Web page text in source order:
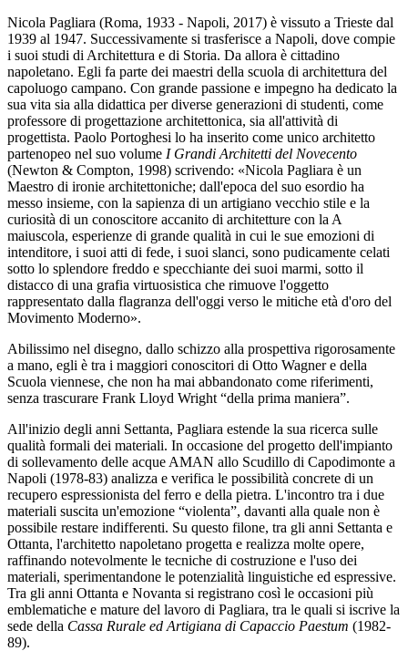
Nicola Pagliara (Roma, 1933 - Napoli, 2017) è vissuto a Trieste dal
1939 al 1947. Successivamente si trasferisce a Napoli, dove compie
i suoi studi di Architettura e di Storia. Da allora è cittadino
napoletano. Egli fa parte dei maestri della scuola di architettura del
capoluogo campano. Con grande passione e impegno ha dedicato la
sua vita sia alla didattica per diverse generazioni di studenti, come
professore di progettazione architettonica, sia all'attività di
progettista. Paolo Portoghesi lo ha inserito come unico architetto
partenopeo nel suo volume I Grandi Architetti del Novecento
(Newton & Compton, 1998) scrivendo: «Nicola Pagliara è un
Maestro di ironie architettoniche; dall'epoca del suo esordio ha
messo insieme, con la sapienza di un artigiano vecchio stile e la
curiosità di un conoscitore accanito di architetture con la A
maiuscola, esperienze di grande qualità in cui le sue emozioni di
intenditore, i suoi atti di fede, i suoi slanci, sono pudicamente celati
sotto lo splendore freddo e specchiante dei suoi marmi, sotto il
distacco di una grafia virtuosistica che rimuove l'oggetto
rappresentato dalla flagranza dell'oggi verso le mitiche età d'oro del
Movimento Moderno».
Abilissimo nel disegno, dallo schizzo alla prospettiva rigorosamente
a mano, egli è tra i maggiori conoscitori di Otto Wagner e della
Scuola viennese, che non ha mai abbandonato come riferimenti,
senza trascurare Frank Lloyd Wright “della prima maniera”.
All'inizio degli anni Settanta, Pagliara estende la sua ricerca sulle
qualità formali dei materiali. In occasione del progetto dell'impianto
di sollevamento delle acque AMAN allo Scudillo di Capodimonte a
Napoli (1978-83) analizza e verifica le possibilità concrete di un
recupero espressionista del ferro e della pietra. L'incontro tra i due
materiali suscita un'emozione “violenta”, davanti alla quale non è
possibile restare indifferenti. Su questo filone, tra gli anni Settanta e
Ottanta, l'architetto napoletano progetta e realizza molte opere,
raffinando notevolmente le tecniche di costruzione e l'uso dei
materiali, sperimentandone le potenzialità linguistiche ed espressive.
Tra gli anni Ottanta e Novanta si registrano così le occasioni più
emblematiche e mature del lavoro di Pagliara, tra le quali si iscrive la
sede della Cassa Rurale ed Artigiana di Capaccio Paestum (1982-
89).